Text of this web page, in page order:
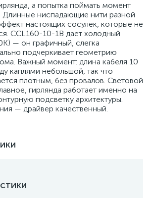
а попытка поймать момент
Длинные ниспадающие нити разной
настоящих сосулек, которые не
CCL160-10-1B дает холодный
— он графичный, слегка
подчеркивает геометрию
Важный момент: длина кабеля 10
каплями небольшой, так что
плотным, без провалов. Световой
гирлянда работает именно на
подсветку архитектуры.
— драйвер качественный.